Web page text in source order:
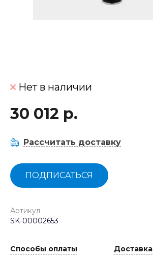
Нет в наличии
30 012 р.
Рассчитать доставку
ПОДПИСАТЬСЯ
Артикул
SK-00002653
Способы оплаты Доставка